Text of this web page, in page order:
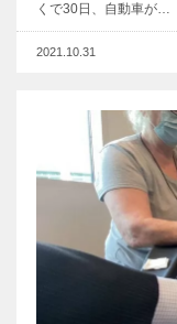
くで30日、自動車が…
2021.10.31